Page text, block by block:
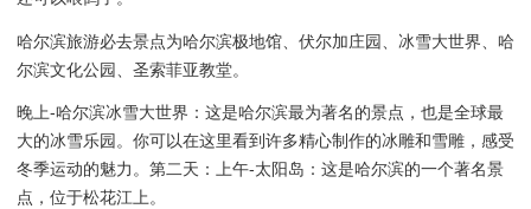
哈尔滨旅游必去景点为哈尔滨极地馆、伏尔加庄园、冰雪大世界、哈
尔滨文化公园、圣索菲亚教堂。
晚上-哈尔滨冰雪大世界：这是哈尔滨最为著名的景点，也是全球最
大的冰雪乐园。你可以在这里看到许多精心制作的冰雕和雪雕，感受
冬季运动的魅力。第二天：上午-太阳岛：这是哈尔滨的一个著名景
点，位于松花江上。